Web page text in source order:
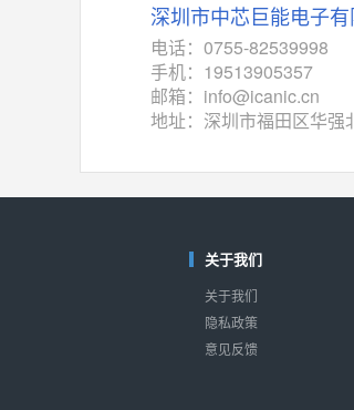
相同功能 相似度 50%
ISL54233 (瑞萨-Renesas)
相同功能 相似度 49%
相同功能 相似度 49%
ADG1438 (亚德诺-ADI)
相似度 46%
M74HC4851 (意法-ST)
深圳市中芯巨能电子
电话：0755-82539998
手机：19513905357
邮箱：info@icanic.cn
地址：深圳市福田区华强
关于我们
关于我们
隐私政策
意见反馈